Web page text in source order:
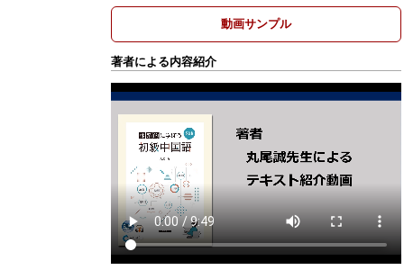
動画サンプル
著者による内容紹介